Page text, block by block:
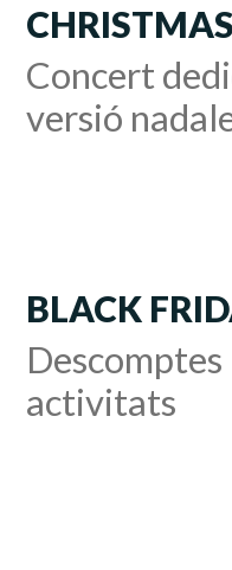
Concert
versió
BLACK
activitats